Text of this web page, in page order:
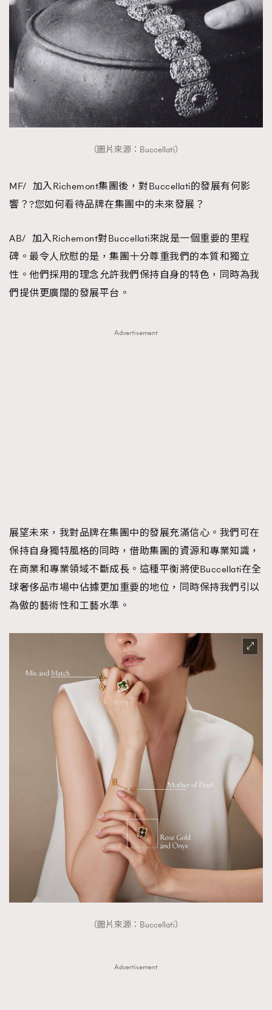
（圖片來源：Buccellati）
MF/ 加入Richemont集團後，對Buccellati的發展有何影
響？?您如何看待品牌在集團中的未來發展？
AB/ 加入Richemont對Buccellati來說是一個重要的里程
碑。最令人欣慰的是，集團十分尊重我們的本質和獨立
性。他們採用的理念允許我們保持自身的特色，同時為我
們提供更廣闊的發展平台。
Advertisement
展望未來，我對品牌在集團中的發展充滿信心。我們可在
保持自身獨特風格的同時，借助集團的資源和專業知識，
在商業和專業領域不斷成長。這種平衡將使Buccellati在全
球奢侈品市場中佔據更加重要的地位，同時保持我們引以
為傲的藝術性和工藝水準。
（圖片來源：Buccellati）
Advertisement